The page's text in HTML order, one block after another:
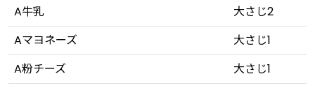
A牛乳
大さじ2
Aマヨネーズ
大さじ1
A粉チーズ
大さじ1